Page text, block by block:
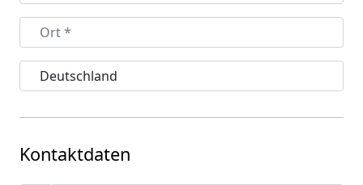
Kontaktdaten